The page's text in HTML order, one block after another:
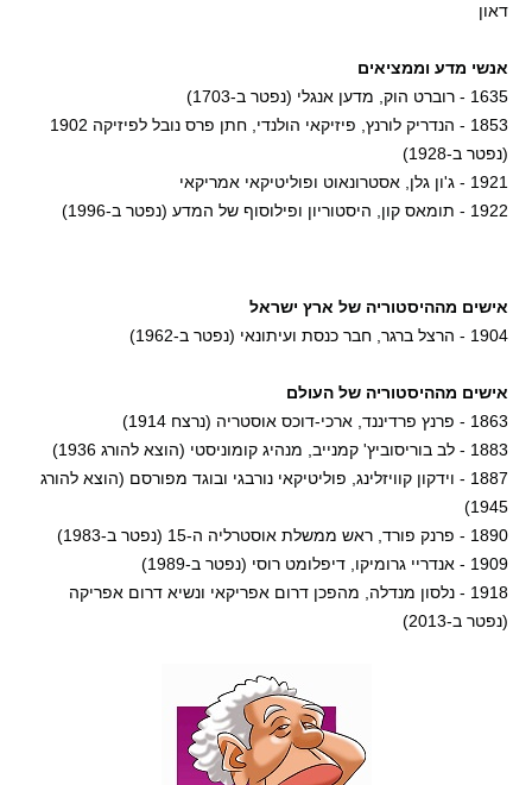
דאון
אנשי מדע וממציאים
1635 - רוברט הוק, מדען אנגלי (נפטר ב-1703)
1853 - הנדריק לורנץ, פיזיקאי הולנדי, חתן פרס נובל לפיזיקה 1902
(נפטר ב-1928)
1921 - ג'ון גלן, אסטרונאוט ופוליטיקאי אמריקאי
1922 - תומאס קון, היסטוריון ופילוסוף של המדע (נפטר ב-1996)
אישים מההיסטוריה של ארץ ישראל
1904 - הרצל ברגר, חבר כנסת ועיתונאי (נפטר ב-1962)
אישים מההיסטוריה של העולם
1863 - פרנץ פרדיננד, ארכי-דוכס אוסטריה (נרצח 1914)
1883 - לב בוריסוביץ' קמנייב, מנהיג קומוניסטי (הוצא להורג 1936)
1887 - וידקון קוויזלינג, פוליטיקאי נורבגי ובוגד מפורסם (הוצא להורג
1945)
1890 - פרנק פורד, ראש ממשלת אוסטרליה ה-15 (נפטר ב-1983)
1909 - אנדריי גרומיקו, דיפלומט רוסי (נפטר ב-1989)
1918 - נלסון מנדלה, מהפכן דרום אפריקאי ונשיא דרום אפריקה
(נפטר ב-2013)